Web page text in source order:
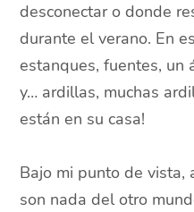
desconectar o donde
durante el verano. En
estanques, fuentes, un
y… ardillas, muchas
están en su casa!
Bajo mi punto de vista,
son nada del otro